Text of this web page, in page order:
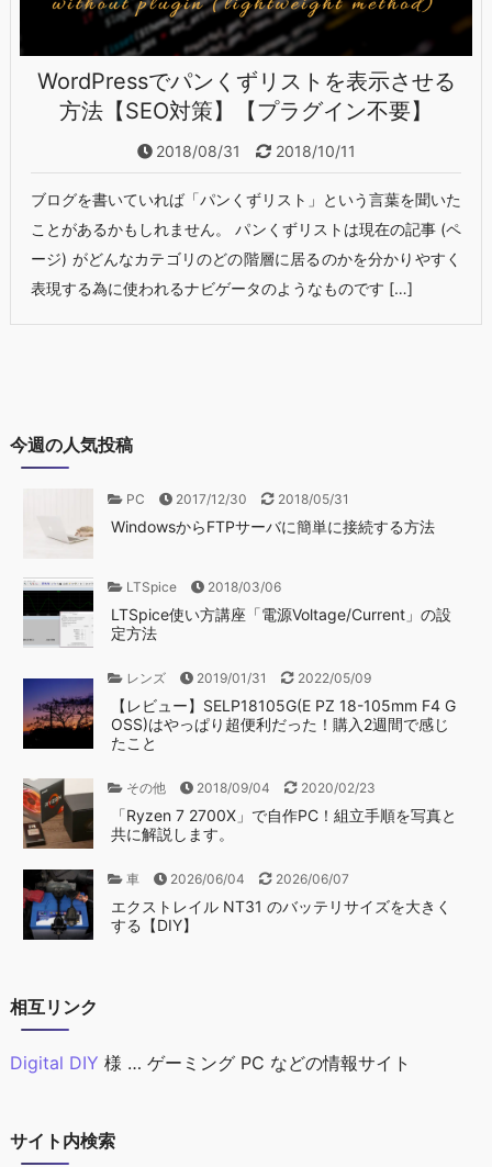
WordPressでパンくずリストを表示させる
方法【SEO対策】【プラグイン不要】
2018/08/31 2018/10/11
ブログを書いていれば「パンくずリスト」という言葉を聞いた
ことがあるかもしれません。 パンくずリストは現在の記事 (ペ
ージ) がどんなカテゴリのどの階層に居るのかを分かりやすく
表現する為に使われるナビゲータのようなものです […]
今週の人気投稿
PC 2017/12/30 2018/05/31
WindowsからFTPサーバに簡単に接続する方法
LTSpice 2018/03/06
LTSpice使い方講座「電源Voltage/Current」の設
定方法
レンズ 2019/01/31 2022/05/09
【レビュー】SELP18105G(E PZ 18-105mm F4 G
OSS)はやっぱり超便利だった！購入2週間で感じ
たこと
その他 2018/09/04 2020/02/23
「Ryzen 7 2700X」で自作PC！組立手順を写真と
共に解説します。
車 2026/06/04 2026/06/07
エクストレイル NT31 のバッテリサイズを大きく
する【DIY】
相互リンク
Digital DIY 様 … ゲーミング PC などの情報サイト
サイト内検索